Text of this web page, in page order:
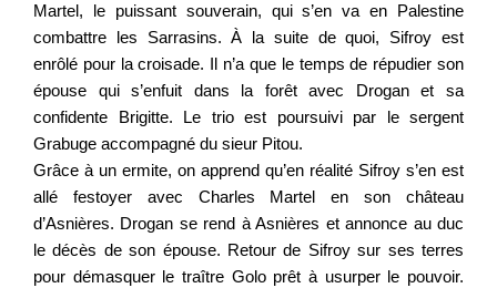
Martel, le puissant souverain, qui s’en va en Palestine
combattre les Sarrasins. À la suite de quoi, Sifroy est
enrôlé pour la croisade. Il n’a que le temps de répudier son
épouse qui s’enfuit dans la forêt avec Drogan et sa
confidente Brigitte. Le trio est poursuivi par le sergent
Grabuge accompagné du sieur Pitou.
Grâce à un ermite, on apprend qu’en réalité Sifroy s’en est
allé festoyer avec Charles Martel en son château
d’Asnières. Drogan se rend à Asnières et annonce au duc
le décès de son épouse. Retour de Sifroy sur ses terres
pour démasquer le traître Golo prêt à usurper le pouvoir.